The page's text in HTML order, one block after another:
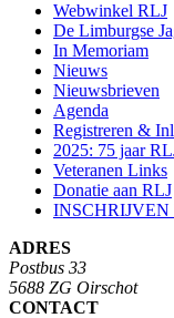
Webwinkel RLJ
De Limburgse
In Memoriam
Nieuws
Nieuwsbrieven
Agenda
Registreren &
2025: 75 jaar
Veteranen Links
Donatie aan RLJ
ADRES
Postbus 33
5688 ZG Oirschot
CONTACT